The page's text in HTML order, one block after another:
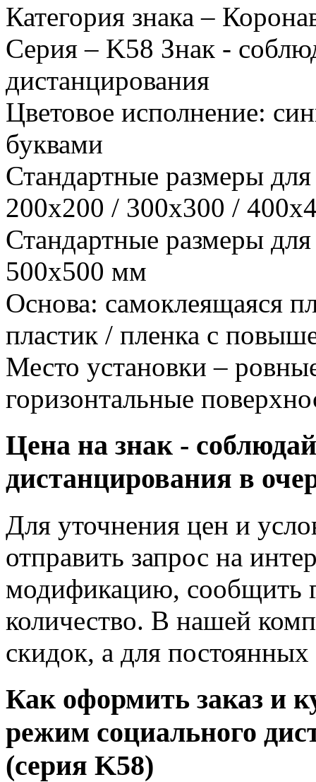
Категория знака –
Серия – K58 Знак -
дистанцирования
Цветовое исполнение:
буквами
Стандартные размеры
200x200 / 300x300 /
Стандартные размеры
500x500 мм
Основа: самоклеящаяся
пластик / пленка с
Место установки –
горизонтальные
Цена на знак -
дистанцирования в
Для уточнения цен и
отправить запрос на
модификацию, сообщить
количество. В нашей
скидок, а для
Как оформить заказ и
режим социального
(серия K58)